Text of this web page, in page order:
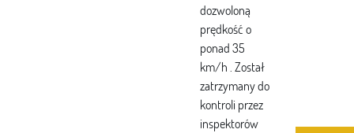
dozwoloną
prędkość o
ponad 35
km/h . Został
zatrzymany do
kontroli przez
inspektorów